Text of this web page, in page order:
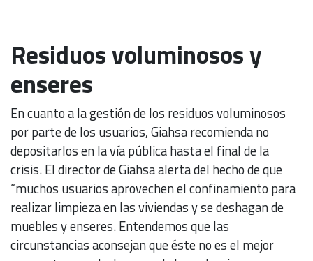
Residuos voluminosos y
enseres
En cuanto a la gestión de los residuos voluminosos
por parte de los usuarios, Giahsa recomienda no
depositarlos en la vía pública hasta el final de la
crisis. El director de Giahsa alerta del hecho de que
“muchos usuarios aprovechen el confinamiento para
realizar limpieza en las viviendas y se deshagan de
muebles y enseres. Entendemos que las
circunstancias aconsejan que éste no es el mejor